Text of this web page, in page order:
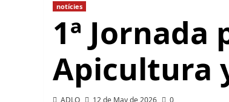
notícies
1ª Jornada
Apicultura
ADLO 12 de May de 2026 0